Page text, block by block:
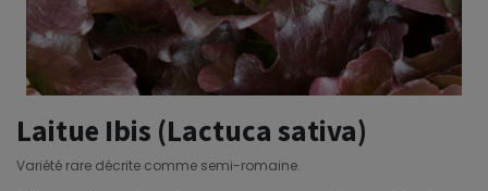
Laitue Ibis (Lactuca sativa)
Variété rare décrite comme semi-romaine.